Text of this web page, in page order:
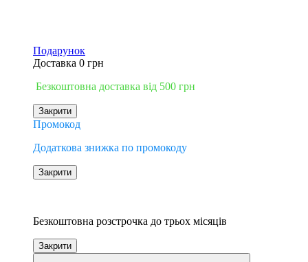
Подарунок
Доставка 0 грн
Безкоштовна доставка від 500 грн
Закрити
Промокод
Додаткова знижка по промокоду
Закрити
Безкоштовна розстрочка до трьох місяців
Закрити